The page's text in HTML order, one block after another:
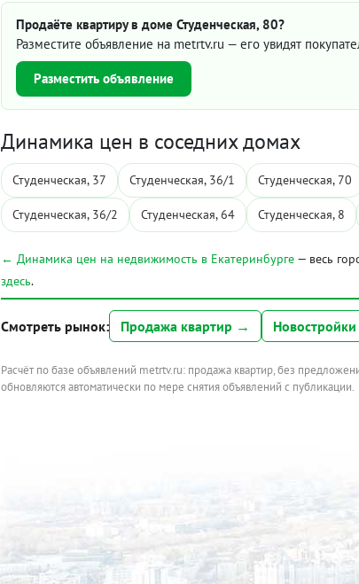
Продаёте квартиру в доме Студенческая, 80?
Разместите объявление на metrtv.ru — его увидят
Разместить объявление
Динамика цен в соседних домах
Студенческая, 37 Студенческая, 36/1 Студенческая, 70
Студенческая, 36/2 Студенческая, 64 Студенческая, 8
← Динамика цен на недвижимость в Екатеринбурге — весь
здесь.
Смотреть рынок: Продажа квартир →
Расчёт по базе объявлений metrtv.ru: продажа квартир, без
обновляются автоматически по мере снятия объявлений с публикации.